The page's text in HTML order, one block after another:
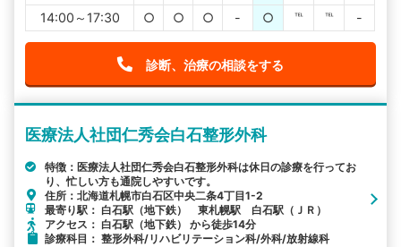
14:00～17:30
○ ○ ○ - ○ ℡ ℡ -
診断、治療の相談をする
医療法人社団仁秀会白石整形外科
特徴：医療法人社団仁秀会白石整形外科は休日の診療を行ってお
り、忙しい方も通院しやすいです。
住所：北海道札幌市白石区中央二条4丁目1-2
最寄り駅： 白石駅（地下鉄） 東札幌駅 白石駅（ＪＲ）
アクセス： 白石駅（地下鉄） から徒歩14分
診療科目： 整形外科/リハビリテーション科/外科/放射線科